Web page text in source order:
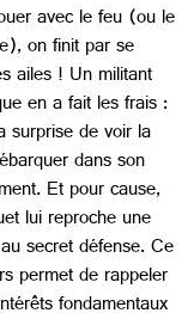
avec le feu (ou le
on finit par se
ailes ! Un militant
en a fait les frais :
surprise de voir la
dans son
Et pour cause,
lui reproche une
secret défense. Ce
permet de rappeler